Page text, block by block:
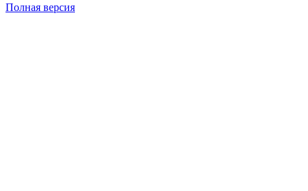
Полная версия